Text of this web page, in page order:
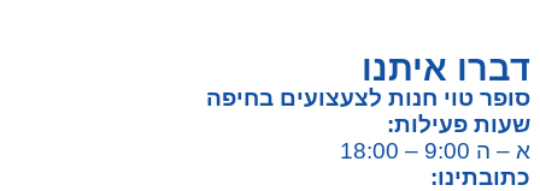
דברו איתנו
סופר טוי חנות לצעצועים בחיפה
שעות פעילות:
א – ה 9:00 – 18:00
כתובתינו: